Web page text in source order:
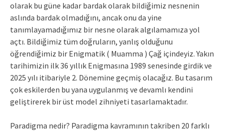
olarak bu güne kadar bardak olarak bildiğimiz nesnenin
aslında bardak olmadığını, ancak onu da yine
tanımlayamadığımız bir nesne olarak algılamamıza yol
açtı. Bildiğimiz tüm doğruların, yanlış olduğunu
öğrendiğimiz bir Enigmatik ( Muamma ) Çağ içindeyiz. Yakın
tarihimizin ilk 36 yıllık Enigmasına 1989 senesinde girdik ve
2025 yılı itibariyle 2. Dönemine geçmiş olacağız. Bu tasarım
çok eskilerden bu yana uygulanmış ve devamlı kendini
geliştirerek bir üst model zihniyeti tasarlamaktadır.
Paradigma nedir? Paradigma kavramının takriben 20 farklı